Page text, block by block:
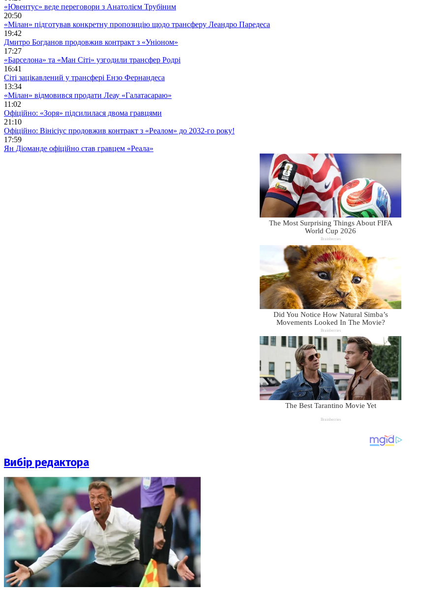
«Ювентус» веде переговори з Анатолієм Трубіним
20:50
«Мілан» підготував конкретну пропозицію щодо трансферу Леандро Паредеса
19:42
Дмитро Богданов продовжив контракт з «Уніоном»
17:27
«Барселона» та «Ман Сіті» узгодили трансфер Родрі
16:41
Сіті зацікавлений у трансфері Ензо Фернандеса
13:34
«Мілан» відмовився продати Леау «Галатасараю»
11:02
Офіційно: «Зоря» підсилилася двома гравцями
21:10
Офіційно: Вінісіус продовжив контракт з «Реалом» до 2032-го року!
17:59
Ян Діоманде офіційно став гравцем «Реала»
Вибір редактора